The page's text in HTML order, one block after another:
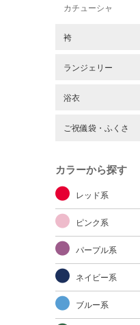
カチューシャ
袴
ランジェリー
浴衣
ご祝儀袋・ふくさ
カラーから探す
レッド系
ピンク系
パープル系
ネイビー系
ブルー系